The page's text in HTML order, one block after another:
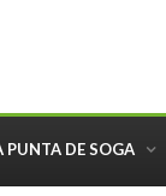
PUNTA DE SOGA